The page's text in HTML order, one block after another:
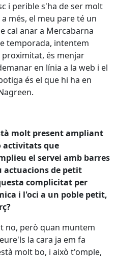
i perible s'ha de ser molt
més, el meu pare té un
cal anar a Mercabarna
temporada, intentem
és menjar
en línia a la web i el
és el que hi ha en
molt present ampliant
activitats que
el servei amb barres
actuacions de petit
complicitat per
i l'oci a un poble petit,
no, però quan muntem
la cara ja em fa
molt bo, i això t'omple,